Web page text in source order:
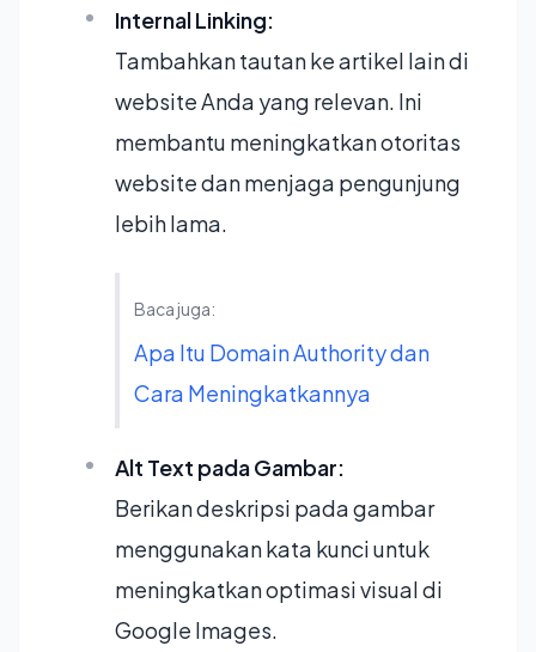
Internal Linking:
Tambahkan tautan ke artikel lain di
website Anda yang relevan. Ini
membantu meningkatkan otoritas
website dan menjaga pengunjung
lebih lama.
Baca juga:
Apa Itu Domain Authority dan
Cara Meningkatkannya
Alt Text pada Gambar:
Berikan deskripsi pada gambar
menggunakan kata kunci untuk
meningkatkan optimasi visual di
Google Images.